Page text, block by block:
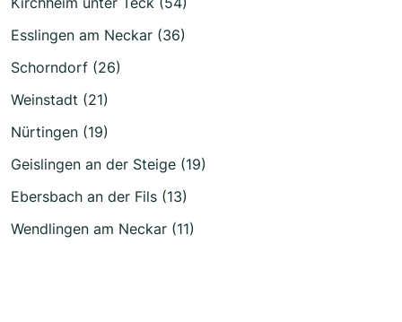
Esslingen am Neckar (36)
Schorndorf (26)
Weinstadt (21)
Nürtingen (19)
Geislingen an der Steige (19)
Ebersbach an der Fils (13)
Wendlingen am Neckar (11)